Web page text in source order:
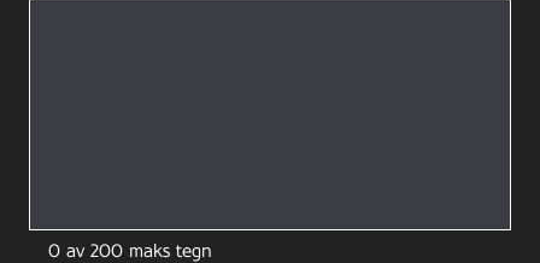
0 av 200 maks tegn